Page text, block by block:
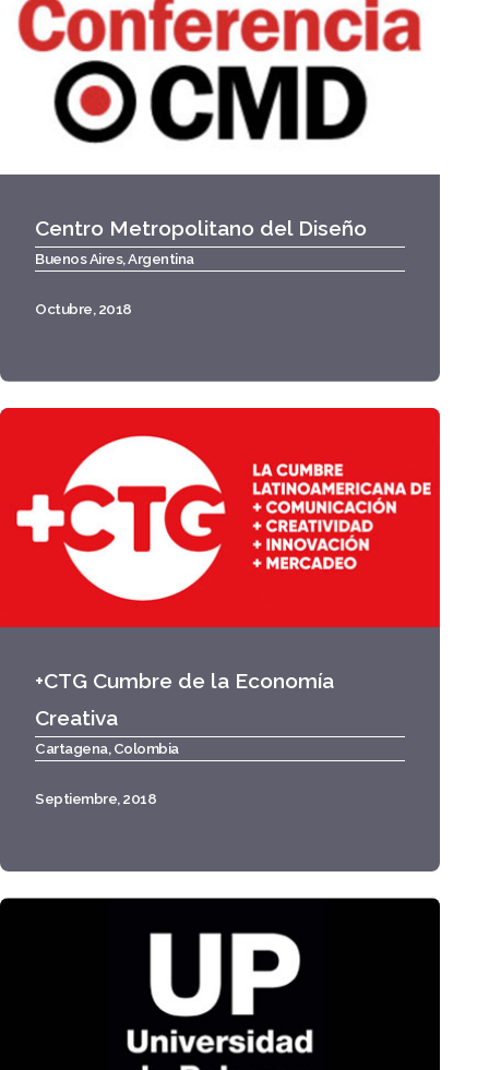
Centro Metropolitano del Diseño
Buenos Aires, Argentina
Octubre, 2018
+CTG Cumbre de la Economía
Creativa
Cartagena, Colombia
Septiembre, 2018